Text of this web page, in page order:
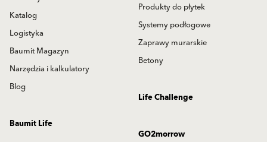
Produkty do płytek
Systemy podłogowe
Zaprawy murarskie
Betony
Katalog
Logistyka
Baumit Magazyn
Narzędzia i kalkulatory
Blog
Life Challenge
Baumit Life
GO2morrow